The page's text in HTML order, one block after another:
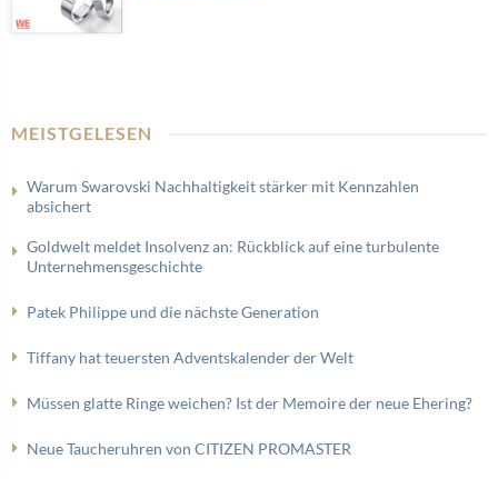
MEISTGELESEN
Warum Swarovski Nachhaltigkeit stärker mit Kennzahlen
absichert
Goldwelt meldet Insolvenz an: Rückblick auf eine turbulente
Unternehmensgeschichte
Patek Philippe und die nächste Generation
Tiffany hat teuersten Adventskalender der Welt
Müssen glatte Ringe weichen? Ist der Memoire der neue Ehering?
Neue Taucheruhren von CITIZEN PROMASTER